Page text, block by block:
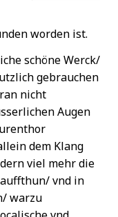
worden ist.
schöne Werck/
gebrauchen
nicht
Augen
dem Klang
viel mehr die
vnd in
warzu